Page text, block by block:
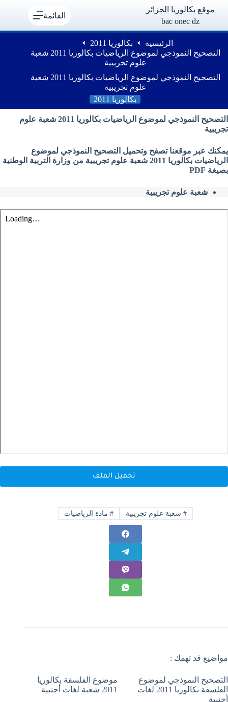
موقع بكالوريا الجزائر
bac onec dz
القائمة
الرئيسية
بكالوريا 2011
التصحيح النموذجي لموضوع الرياضيات بكالوريا 2011 شعبة
علوم تجريبية
التصحيح النموذجي لموضوع الرياضيات بكالوريا 2011 شعبة
علوم تجريبية
بكالوريا 2011
التصحيح النموذجي لموضوع الرياضيات بكالوريا 2011 شعبة علوم
تجريبية
يمكنك عبر موقعنا تصفح وتحميل التصحيح النموذجي لموضوع
الرياضيات بكالوريا 2011 شعبة علوم تجريبية من وزارة التربية الوطنية
بصيغة PDF
شعبة علوم تجريبية
تحميل الملف
# شعبة علوم تجريبية #مادة الرياضيات
مواضيع قد تهمك :
التصحيح النموذجي لموضوع
الفلسفة بكالوريا 2011 لغات
أجنبية
موضوع الفلسفة بكالوريا
2011 شعبة لغات أجنبية